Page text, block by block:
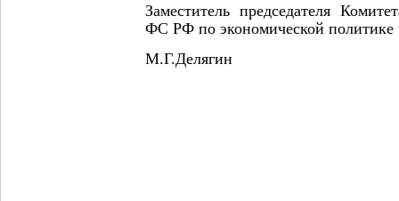
Заместитель председателя
ФС РФ по экономической политике
М.Г.Делягин